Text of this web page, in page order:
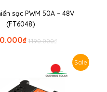
sạc PWM 50A – 48V
(FT6048)
₫
1.190.000
₫
Sale